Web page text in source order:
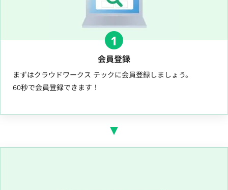
1
会員登録
まずはクラウドワークス テックに会員登録しましょう。
60秒で会員登録できます！